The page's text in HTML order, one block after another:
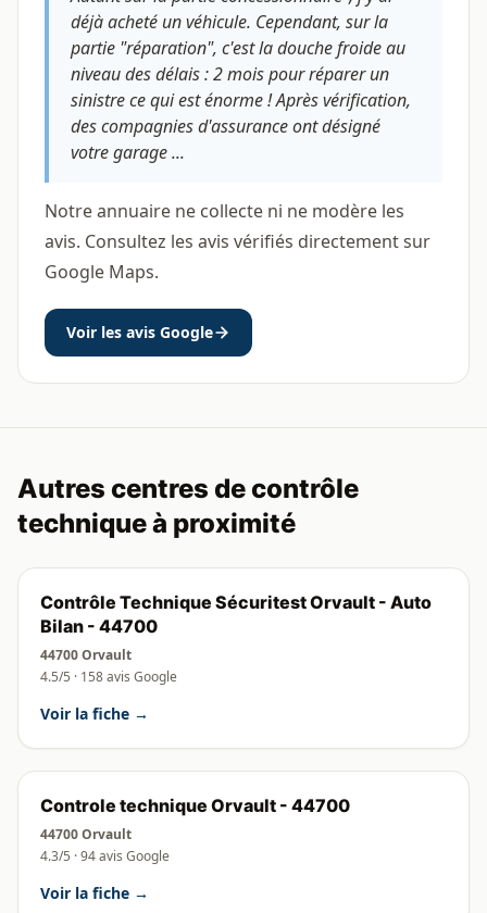
déjà acheté un véhicule. Cependant, sur la
partie "réparation", c'est la douche froide au
niveau des délais : 2 mois pour réparer un
sinistre ce qui est énorme ! Après vérification,
des compagnies d'assurance ont désigné
votre garage ...
Notre annuaire ne collecte ni ne modère les
avis. Consultez les avis vérifiés directement sur
Google Maps.
Voir les avis Google
Autres centres de contrôle
technique à proximité
Contrôle Technique Sécuritest Orvault - Auto
Bilan - 44700
44700 Orvault
4.5/5 · 158 avis Google
Voir la fiche →
Controle technique Orvault - 44700
44700 Orvault
4.3/5 · 94 avis Google
Voir la fiche →